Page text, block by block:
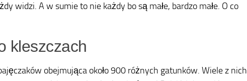
widzi. A w sumie to nie każdy bo są małe, bardzo małe. O co
kleszczach
obejmująca około 900 różnych gatunków. Wiele z nich